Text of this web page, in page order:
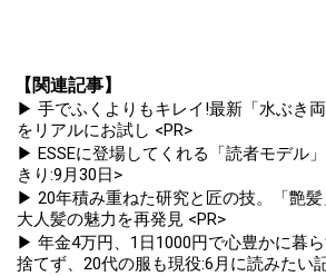
【関連記事】
▶ 手でふくよりもキレイ!最新「水ぶき両
をリアルにお試し <PR>
▶ ESSEに登場してくれる「読者モデル
きり:9月30日>
▶ 20年積み重ねた研究と匠の技。「艶髪
大人髪の魅力を再発見 <PR>
▶ 年金4万円、1日1000円で心豊かに暮
捨てず、20代の服も現役:6月に読みたい